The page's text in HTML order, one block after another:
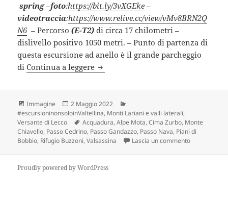
spring –foto:https://bit.ly/3vXGEke –
videotraccia:https://www.relive.cc/view/vMv8BRN2Q
N6– Percorso (E-T2) di circa 17 chilometri –
dislivello positivo 1050 metri. – Punto di partenza di
questa escursione ad anello è il grande parcheggio
diContinua a leggere RIFUGIO BUZZONI da Barzio (LC).
Formato
Immagine
Scritto
il
2 Maggio 2022
#escursioninonsoloinValtellina, Monti Lariani e valli laterali,
Versante di Lecco
Tag
Acquadura,Alpe Mota,Cima Zurbo, Monte
Chiavello, Passo Cedrino, Passo Gandazzo, Passo Nava, Piani di
Bobbio, Rifugio Buzzoni,Valsassina Lascia un commentosu RIFUGIO
Proudly powered by WordPress